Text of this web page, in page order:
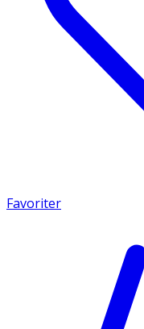
Favoriter